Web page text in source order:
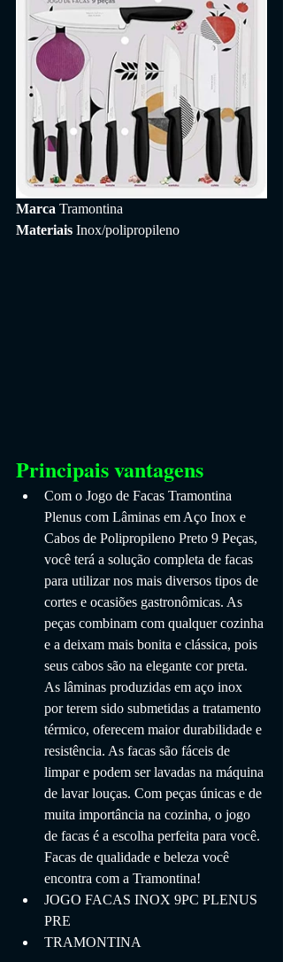
Marca Tramontina
Materiais Inox/polipropileno
Principais vantagens
Com o Jogo de Facas Tramontina
Plenus com Lâminas em Aço Inox e
Cabos de Polipropileno Preto 9 Peças,
você terá a solução completa de facas
para utilizar nos mais diversos tipos de
cortes e ocasiões gastronômicas. As
peças combinam com qualquer cozinha
e a deixam mais bonita e clássica, pois
seus cabos são na elegante cor preta.
As lâminas produzidas em aço inox
por terem sido submetidas a tratamento
térmico, oferecem maior durabilidade e
resistência. As facas são fáceis de
limpar e podem ser lavadas na máquina
de lavar louças. Com peças únicas e de
muita importância na cozinha, o jogo
de facas é a escolha perfeita para você.
Facas de qualidade e beleza você
encontra com a Tramontina!
JOGO FACAS INOX 9PC PLENUS
PRE
TRAMONTINA